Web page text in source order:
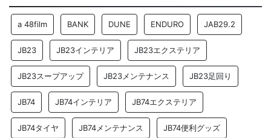
a 48film BANK DUNE ENDURO JAB29.2
JB23 JB23インテリア JB23エクステリア
JB23スープアップ JB23メンテナンス JB23足回り
JB74 JB74インテリア JB74エクステリア
JB74タイヤ JB74メンテナンス JB74便利グッズ